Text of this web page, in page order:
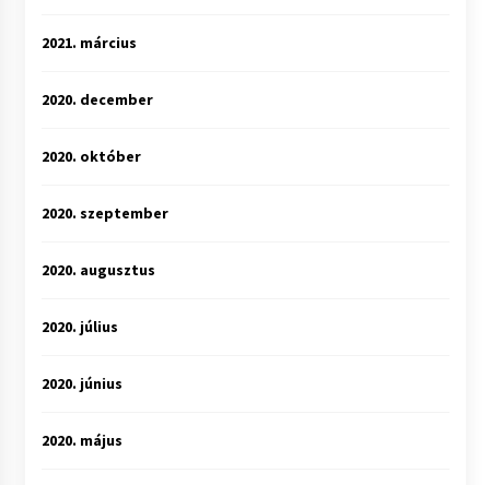
2021. március
2020. december
2020. október
2020. szeptember
2020. augusztus
2020. július
2020. június
2020. május